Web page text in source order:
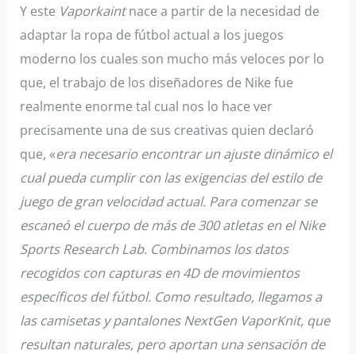
Y este Vaporkaintnace a partir de la necesidad de
adaptar la ropa de fútbol actual a los juegos
moderno los cuales son mucho más veloces por lo
que, el trabajo de los diseñadores de Nike fue
realmente enorme tal cual nos lo hace ver
precisamente una de sus creativas quien declaró
que, «era necesario encontrar un ajuste dinámico el
cual pueda cumplir con las exigencias del estilo de
juego de gran velocidad actual. Para comenzar se
escaneó el cuerpo de más de 300 atletas en el Nike
Sports Research Lab. Combinamos los datos
recogidos con capturas en 4D de movimientos
específicos del fútbol. Como resultado, llegamos a
las camisetas y pantalones NextGen VaporKnit, que
resultan naturales, pero aportan una sensación de